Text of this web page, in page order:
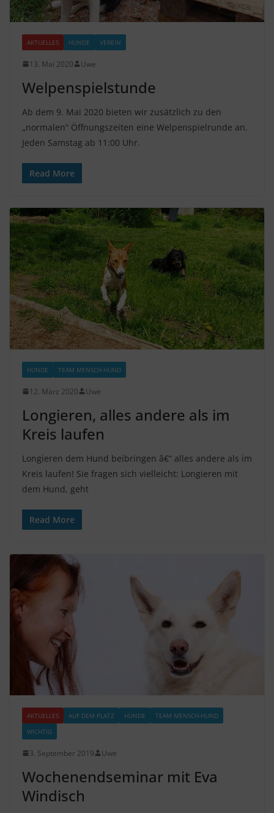
AKTUELLES HUNDE VEREIN
13. Mai 2020 Uwe
Welpenspielstunde
Ab dem 9. Mai 2020 bieten wir zusätzlich zu den
„normalen“ Öffnungszeiten eine Welpenspielrunde an.
Jeden Samstag ab 11:00 Uhr.
Read More
HUNDE TEAM MENSCH-HUND
12. März 2020 Uwe
Longieren, alles andere als im
Kreis laufen
Longieren dem Hund beibringen â€“ alles andere als im
Kreis laufen! Sie fragen sich vielleicht: Longieren mit
dem Hund, geht
Read More
AKTUELLES AUF DEM PLATZ HUNDE
TEAM MENSCH-HUND
WICHTIG
3. September 2019 Uwe
Wochenendseminar mit Eva
Windisch